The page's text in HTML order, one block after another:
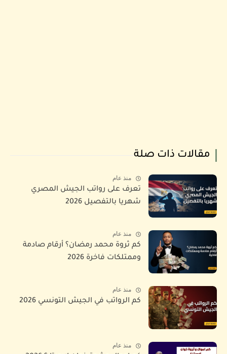
مقالات ذات صلة
منذ عام
تعرف على رواتب الجيش المصري
شهريا بالتفصيل 2026
منذ عام
كم ثروة محمد رمضان؟ أرقام صادمة
وممتلكات فاخرة 2026
منذ عام
كم الرواتب في الجيش التونسي 2026
منذ عام